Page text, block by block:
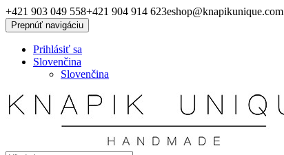
+421 903 049 558+421 904 914 623eshop@knapikunique.com
Prepnúť navigáciu
Prihlásiť sa
Slovenčina
Slovenčina